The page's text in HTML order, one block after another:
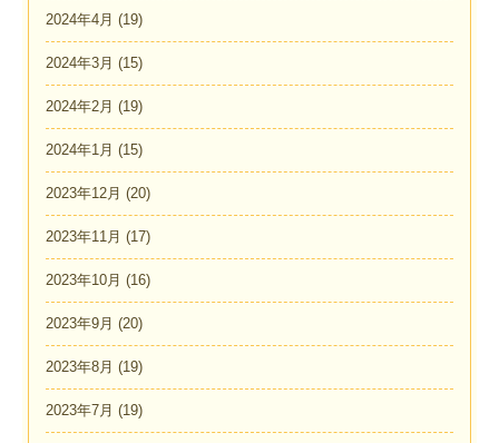
2024年4月 (19)
2024年3月 (15)
2024年2月 (19)
2024年1月 (15)
2023年12月 (20)
2023年11月 (17)
2023年10月 (16)
2023年9月 (20)
2023年8月 (19)
2023年7月 (19)